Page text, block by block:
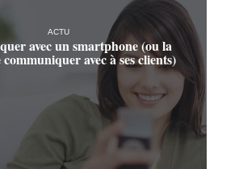
ACTU
avec un smartphone (ou la
avec à ses clients)